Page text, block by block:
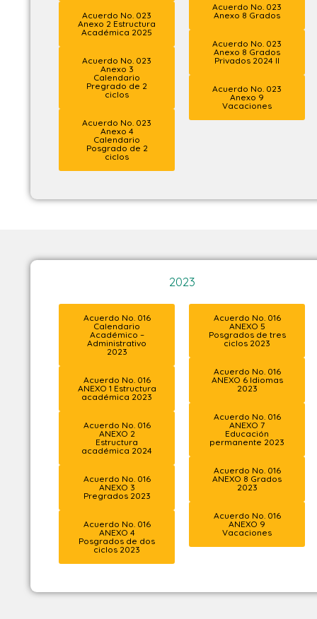
Acuerdo No. 023
Anexo 2 Estructura
Académica 2025
Acuerdo No. 023
Anexo 3
Calendario
Pregrado de 2
ciclos
Acuerdo No. 023
Anexo 4
Calendario
Posgrado de 2
ciclos
Acuerdo No. 023
Anexo 8 Grados
Acuerdo No. 023
Anexo 8 Grados
Privados 2024 II
Acuerdo No. 023
Anexo 9
Vacaciones
2023
Acuerdo No. 016
Calendario
Académico –
Administrativo
2023
Acuerdo No. 016
ANEXO 1 Estructura
académica 2023
Acuerdo No. 016
ANEXO 2
Estructura
académica 2024
Acuerdo No. 016
ANEXO 3
Pregrados 2023
Acuerdo No. 016
ANEXO 4
Posgrados de dos
ciclos 2023
Acuerdo No. 016
ANEXO 5
Posgrados de tres
ciclos 2023
Acuerdo No. 016
ANEXO 6 Idiomas
2023
Acuerdo No. 016
ANEXO 7
Educación
permanente 2023
Acuerdo No. 016
ANEXO 8 Grados
2023
Acuerdo No. 016
ANEXO 9
Vacaciones